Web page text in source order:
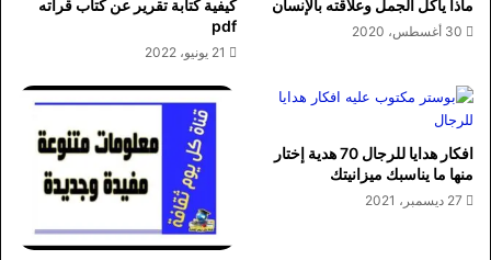
ماذا يأكل الجمل وعلاقته بالإنسان
30 أغسطس، 2020
كيفية كتابة تقرير عن كتاب قرأته
pdf
21 يونيو، 2022
افكار هدايا للرجال 70 هدية إختار
منها ما يناسبك ميزانيتك
27 ديسمبر، 2021